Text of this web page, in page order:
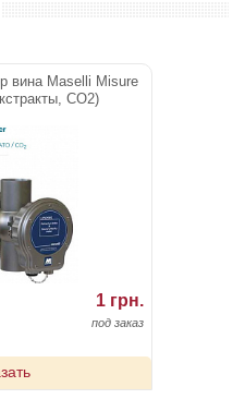
вина Maselli Misure
CO2)
1 грн.
под заказ